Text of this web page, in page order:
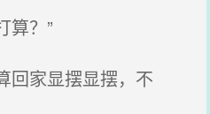
算？”
回家显摆显摆，不